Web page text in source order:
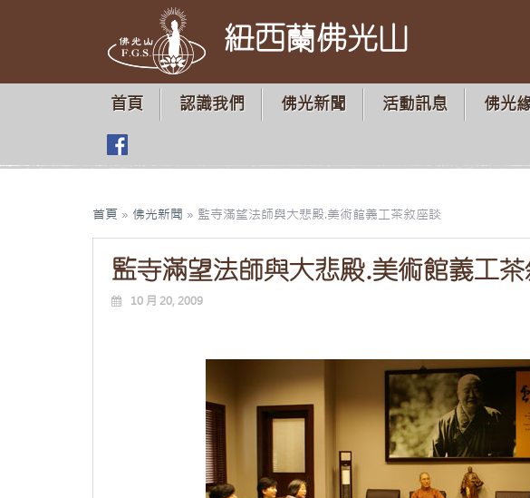
紐西蘭佛光山
首頁 認識我們 佛光新聞 活動訊息 佛光
首頁 » 佛光新聞 » 監寺滿望法師與大悲殿.美術館義工茶敘座談
監寺滿望法師與大悲殿.美術館義工
10 月 20, 2009